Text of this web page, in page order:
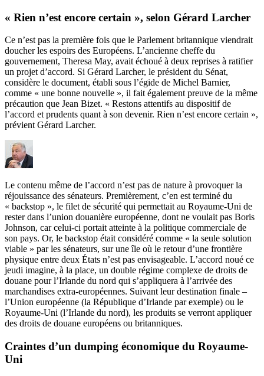
« Rien n’est encore certain », selon Gérard Larcher
Ce n’est pas la première fois que le Parlement britannique viendrait
doucher les espoirs des Européens. L’ancienne cheffe du
gouvernement, Theresa May, avait échoué à deux reprises à ratifier
un projet d’accord. Si Gérard Larcher, le président du Sénat,
considère le document, établi sous l’égide de Michel Barnier,
comme « une bonne nouvelle », il fait également preuve de la même
précaution que Jean Bizet. « Restons attentifs au dispositif de
l’accord et prudents quant à son devenir. Rien n’est encore certain »,
prévient Gérard Larcher.
Le contenu même de l’accord n’est pas de nature à provoquer la
réjouissance des sénateurs. Premièrement, c’en est terminé du
« backstop », le filet de sécurité qui permettait au Royaume-Uni de
rester dans l’union douanière européenne, dont ne voulait pas Boris
Johnson, car celui-ci portait atteinte à la politique commerciale de
son pays. Or, le backstop était considéré comme « la seule solution
viable » par les sénateurs, sur une île où le retour d’une frontière
physique entre deux États n’est pas envisageable. L’accord noué ce
jeudi imagine, à la place, un double régime complexe de droits de
douane pour l’Irlande du nord qui s’appliquera à l’arrivée des
marchandises extra-européennes. Suivant leur destination finale –
l’Union européenne (la République d’Irlande par exemple) ou le
Royaume-Uni (l’Irlande du nord), les produits se verront appliquer
des droits de douane européens ou britanniques.
Craintes d’un dumping économique du Royaume-
Uni